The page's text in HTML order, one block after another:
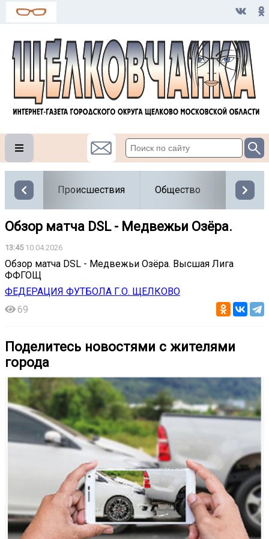
Происшествия Общество Власть
Обзор матча DSL - Медвежьи Озёра.
13:4510.04.2026
Обзор матча DSL - Медвежьи Озёра. Высшая Лига
ФФГОЩ
ФЕДЕРАЦИЯ ФУТБОЛА Г.О. ЩЕЛКОВО
69
Поделитесь новостями с жителями
города